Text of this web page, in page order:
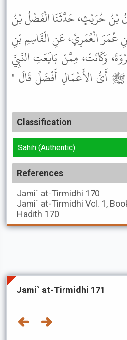
بْنُ حُرَيْثٍ، حَدَّثَنَا الْفَضْلُ بْنُ
عُمَرَ الْعُمَرِيِّ، عَنِ الْقَاسِمِ بْنِ
وَكَانَتْ، مِمَّنْ بَايَعَتِ النَّبِيَّ
أَىُّ الأَعْمَالِ أَفْضَلُ قَالَ "
Classification
Sahih (Authentic)
References
Jami` at-Tirmidhi 170
Jami` at-Tirmidhi Vol. 1,
Hadith 170
Jami` at-Tirmidhi 171